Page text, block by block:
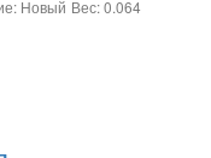
Новый Вес: 0.064